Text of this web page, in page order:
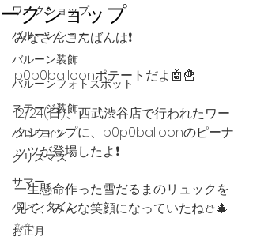
ワークショップ
バルーンショー
バルーン装飾
バルーンフォトスポット
ステージ装飾
ハロウィン
クリスマス
サマー
バレンタイン
お正月
ークショップ
みなさんこんばんは❗️
p0p0balloonポテートだよ🤖🍟
12/24(日)、西武渋谷店で行われたワー
クショップに、p0p0balloonのピーナ
ッツが登場したよ❗️
一生懸命作った雪だるまのリュックを
見て、みんな笑顔になっていたね⛄️🎄
✨✨